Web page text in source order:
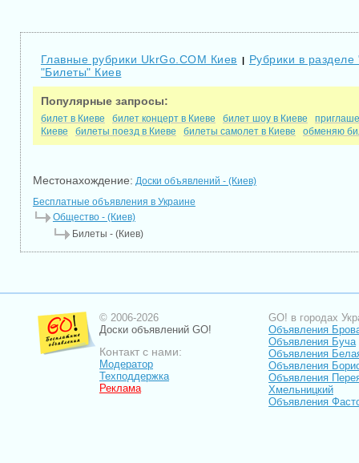
Главные рубрики UkrGo.COM Киев | Рубрики в
"Билеты" Киев
Популярные запросы:
билет в Киеве билет концерт в Киеве билет шоу в Киеве
Киеве
билеты поезд в Киеве билеты самолет в Киеве обменяю
Местонахождение: Доски объявлений - (Киев)
Бесплатные объявления в Украине
Общество - (Киев)
Билеты - (Киев)
© 2006-2026
Доски объявлений GO!
Контакт с нами:
Модератор
Техподдержка
Реклама
GO! в городах
Объявления
Объявления Буча
Объявления
Объявления
Объявления
Хмельницкий
Объявления